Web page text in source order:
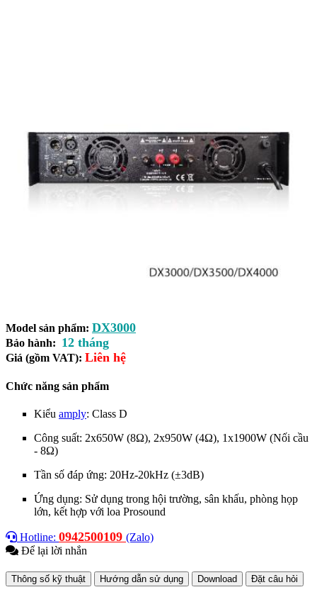
Model sản phẩm: DX3000
Bảo hành: 12 tháng
Giá (gồm VAT): Liên hệ
Chức năng sản phẩm
Kiểu amply: Class D
Công suất: 2x650W (8Ω), 2x950W (4Ω), 1x1900W (Nối cầu
- 8Ω)
Tần số đáp ứng: 20Hz-20kHz (±3dB)
Ứng dụng: Sử dụng trong hội trường, sân khấu, phòng họp
lớn, kết hợp với loa Prosound
Hotline: 0942500109 (Zalo)
Để lại lời nhắn
Thông số kỹ thuật Hướng dẫn sử dụng Download Đặt câu hỏi